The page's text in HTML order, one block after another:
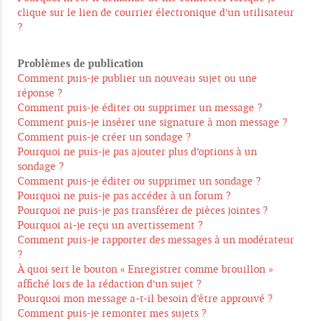
clique sur le lien de courrier électronique d’un utilisateur
?
Problèmes de publication
Comment puis-je publier un nouveau sujet ou une
réponse ?
Comment puis-je éditer ou supprimer un message ?
Comment puis-je insérer une signature à mon message ?
Comment puis-je créer un sondage ?
Pourquoi ne puis-je pas ajouter plus d’options à un
sondage ?
Comment puis-je éditer ou supprimer un sondage ?
Pourquoi ne puis-je pas accéder à un forum ?
Pourquoi ne puis-je pas transférer de pièces jointes ?
Pourquoi ai-je reçu un avertissement ?
Comment puis-je rapporter des messages à un modérateur
?
À quoi sert le bouton « Enregistrer comme brouillon »
affiché lors de la rédaction d’un sujet ?
Pourquoi mon message a-t-il besoin d’être approuvé ?
Comment puis-je remonter mes sujets ?